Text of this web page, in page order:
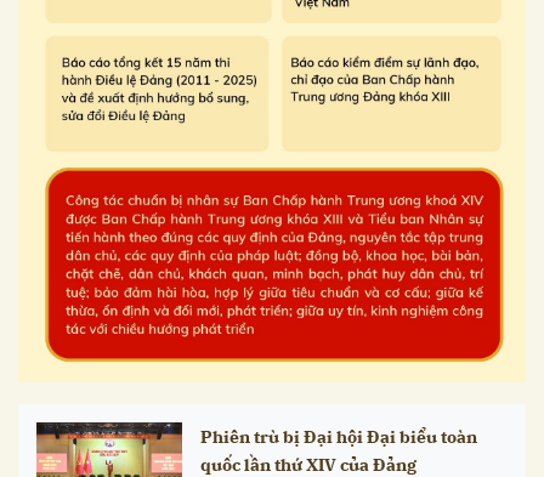
Phiên trù bị Đại hội Đại biểu toàn
quốc lần thứ XIV của Đảng